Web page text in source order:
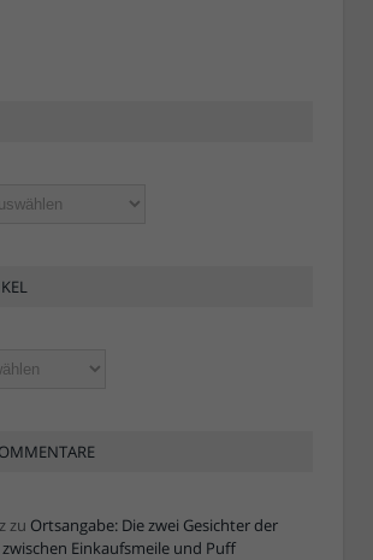
zu Ortsangabe: Die zwei Gesichter der
Einkaufsmeile und Puff